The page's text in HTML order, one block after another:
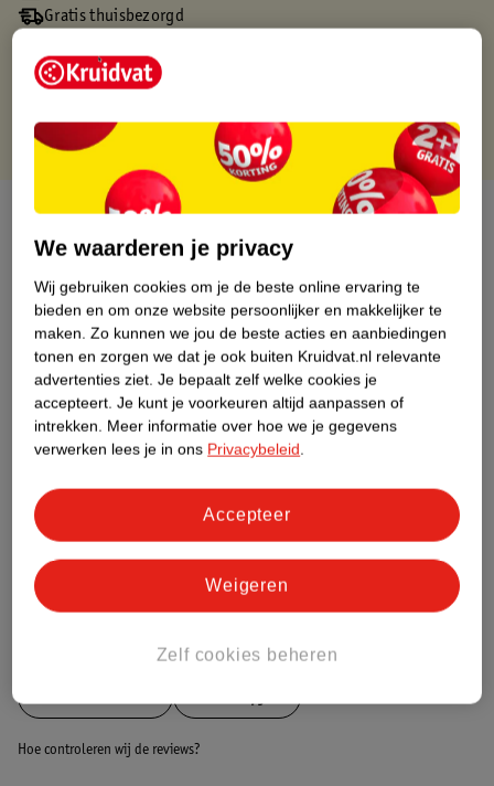
Gratis thuisbezorgd
Gratis punten met je Kruidvat kaart
Over dit product
Productinformatie
Etiketinformatie
Nature Impact Score
Dit product heeft (nog) geen Nature
Impact Score.
Bestel & Bezorginformatie
Hoe controleren wij de reviews?
We waarderen je privacy
Wij gebruiken cookies om je de beste online ervaring te
bieden en om onze website persoonlijker en makkelijker te
maken. Zo kunnen we jou de beste acties en aanbiedingen
tonen en zorgen we dat je ook buiten Kruidvat.nl relevante
advertenties ziet. Je bepaalt zelf welke cookies je
accepteert. Je kunt je voorkeuren altijd aanpassen of
intrekken. Meer informatie over hoe we je gegevens
verwerken lees je in ons Privacybeleid.
Zelf cookies beheren
Weigeren
Accepteer